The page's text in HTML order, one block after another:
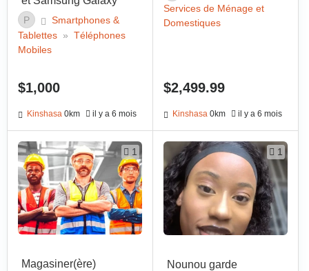
P
Smartphones &
Tablettes » Téléphones
Mobiles
$1,000
Kinshasa 0km il y a 6 mois
Services de Ménage et
Domestiques
$2,499.99
Kinshasa 0km il y a 6 mois
1
Magasiner(ère)
1
Nounou garde